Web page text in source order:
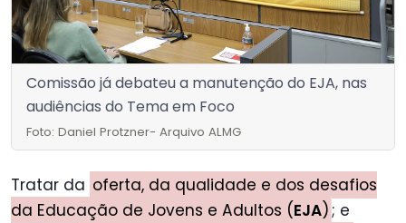
Comissão já debateu a manutenção do EJA, nas
audiências do Tema em Foco
Foto: Daniel Protzner- Arquivo ALMG
Tratar da oferta, da qualidade e dos desafios
da Educação de Jovens e Adultos (EJA); e